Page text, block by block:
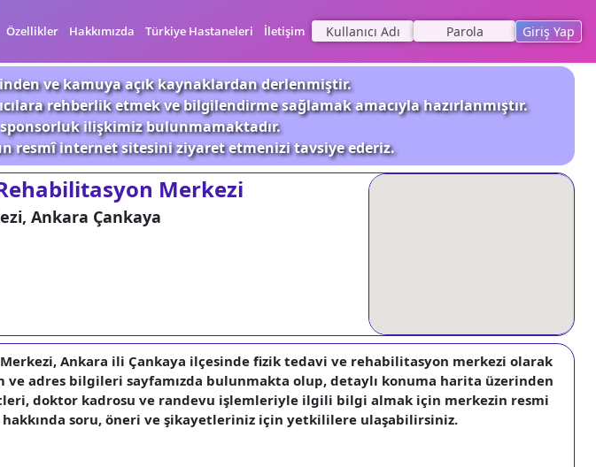
Özellikler Hakkımızda Türkiye Hastaneleri İletişim Giriş Yap
ve kamuya açık kaynaklardan derlenmiştir.
rehberlik etmek ve bilgilendirme sağlamak amacıyla hazırlanmıştır.
ilişkimiz bulunmamaktadır.
resmî internet sitesini ziyaret etmenizi tavsiye ederiz.
Merkezi
Ankara Çankaya
Ankara ili Çankaya ilçesinde fizik tedavi ve rehabilitasyon merkezi olarak
adres bilgileri sayfamızda bulunmakta olup, detaylı konuma harita üzerinden
doktor kadrosu ve randevu işlemleriyle ilgili bilgi almak için merkezin resmi
soru, öneri ve şikayetleriniz için yetkililere ulaşabilirsiniz.